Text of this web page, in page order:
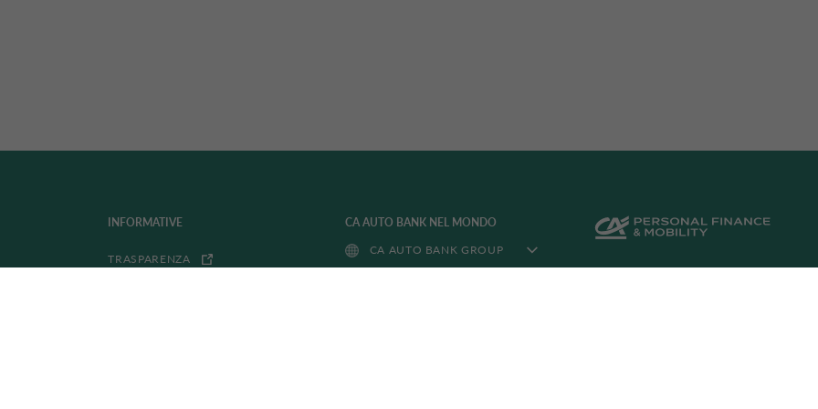
INFORMATIVE
TRASPARENZA
CA AUTO BANK NEL MONDO
CA AUTO BANK GROUP